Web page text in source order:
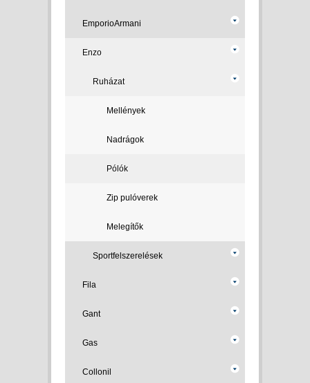
EmporioArmani
Enzo
Ruházat
Mellények
Nadrágok
Pólók
Zip pulóverek
Melegítők
Sportfelszerelések
Fila
Gant
Gas
Collonil